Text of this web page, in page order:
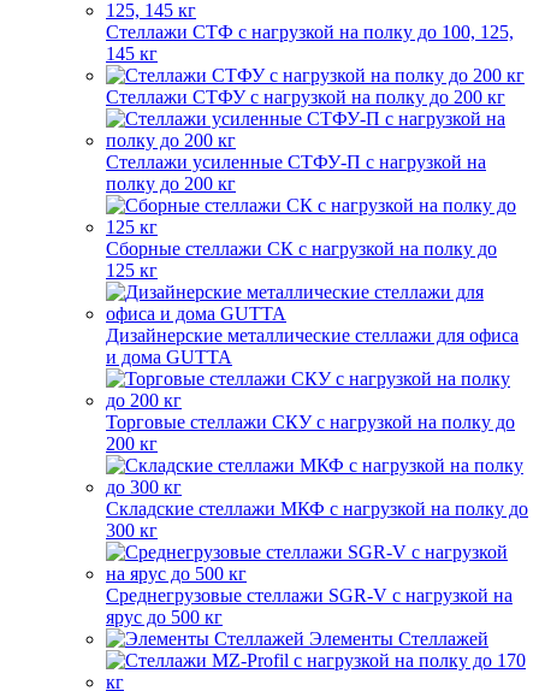
Стеллажи СТФ с нагрузкой на полку до 100, 125,
145 кг
Стеллажи СТФУ с нагрузкой на полку до 200 кг
Стеллажи усиленные СТФУ-П с нагрузкой на
полку до 200 кг
Сборные стеллажи СК с нагрузкой на полку до
125 кг
Дизайнерские металлические стеллажи для офиса
и дома GUTTA
Торговые стеллажи СКУ с нагрузкой на полку до
200 кг
Складские стеллажи МКФ с нагрузкой на полку до
300 кг
Среднегрузовые стеллажи SGR-V с нагрузкой на
ярус до 500 кг
Элементы Стеллажей